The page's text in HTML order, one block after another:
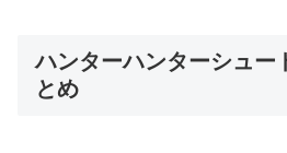
ハンターハンターシュー
とめ